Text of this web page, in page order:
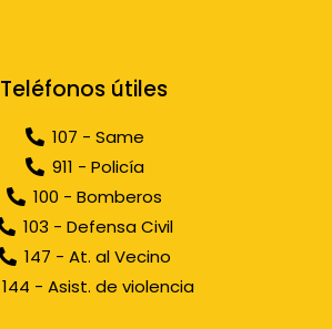
Teléfonos útiles
107 - Same
911 - Policía
100 - Bomberos
103 - Defensa Civil
147 - At. al Vecino
144 - Asist. de violencia